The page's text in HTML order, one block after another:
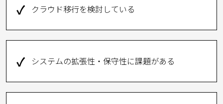
✓ クラウド移行を検討している
✓ システムの拡張性・保守性に課題がある